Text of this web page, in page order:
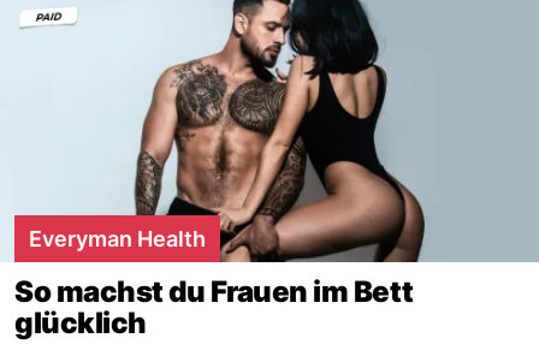
Everyman Health
So machst du Frauen im Bett
glücklich